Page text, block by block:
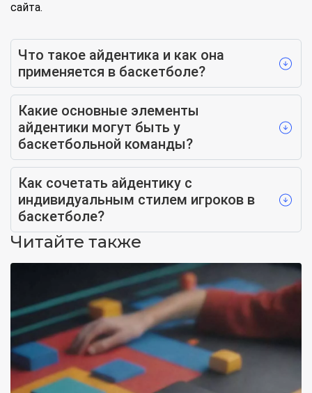
сайта.
Что такое айдентика и как она
применяется в баскетболе?
Какие основные элементы
айдентики могут быть у
баскетбольной команды?
Как сочетать айдентику с
индивидуальным стилем игроков в
баскетболе?
Читайте также